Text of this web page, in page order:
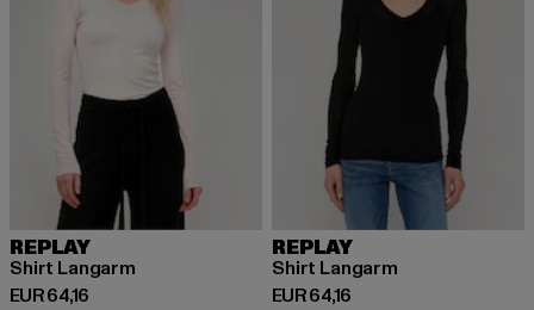
REPLAY
Shirt Langarm
EUR 64,16
Derzeitiger Preis: EUR 64,16
REPLAY
Shirt Langarm
EUR 64,16
Derzeitiger Preis: EUR 64,16